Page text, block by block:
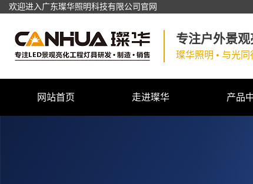
欢迎进入广东璨华照明科技有限公司官网
专注户外景
璨华照明 • 与光同
网站首页 走进璨华 产品